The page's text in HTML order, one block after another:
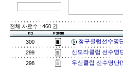
전체 자료수 : 460 건
300 청구클럽선수명
299 신모라클럽 선수
298 우신클럽 선수명